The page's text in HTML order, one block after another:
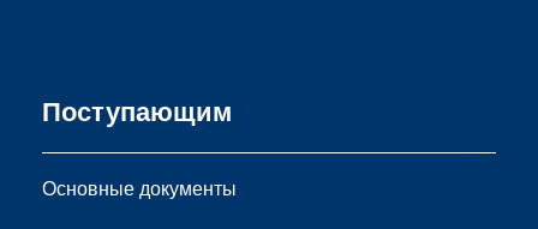
Поступающим
Основные документы